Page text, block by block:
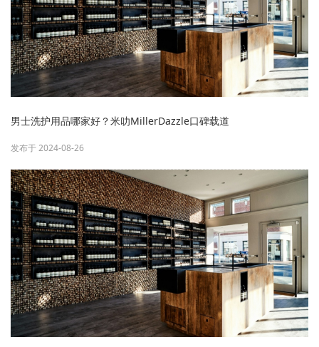
男士洗护用品哪家好？米叻MillerDazzle口碑载道
发布于 2024-08-26